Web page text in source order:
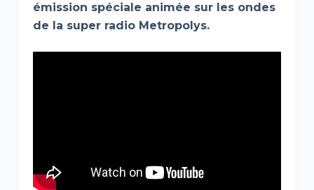
émission spéciale animée sur les ondes
de la super radio Metropolys.